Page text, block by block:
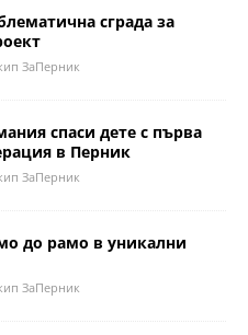
сграда за
ЗаПерник
спаси дете с първа
в Перник
ЗаПерник
до рамо в уникални
ЗаПерник